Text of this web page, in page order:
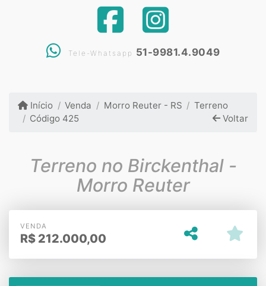
Tele-Whatsapp 51-9981.4.9049
Início Venda Morro Reuter - RS
Terreno
Código 425
Voltar
Terreno no Birckenthal -
Morro Reuter
VENDA
R$ 212.000,00